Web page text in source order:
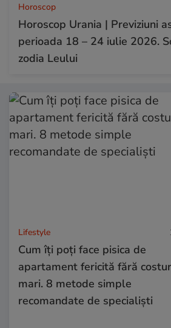
Horoscop
Horoscop Urania | Previziuni
perioada 18 – 24 iulie 2026.
zodia Leului
Lifestyle
Cum îți poți face pisica de
apartament fericită fără
mari. 8 metode simple
recomandate de specialiști